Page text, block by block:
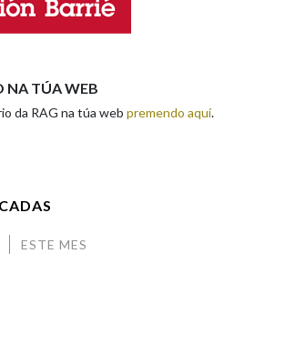
DE BUSCA
NA TÚA WEB
da RAG na túa web premendo aquí.
ESTE MES